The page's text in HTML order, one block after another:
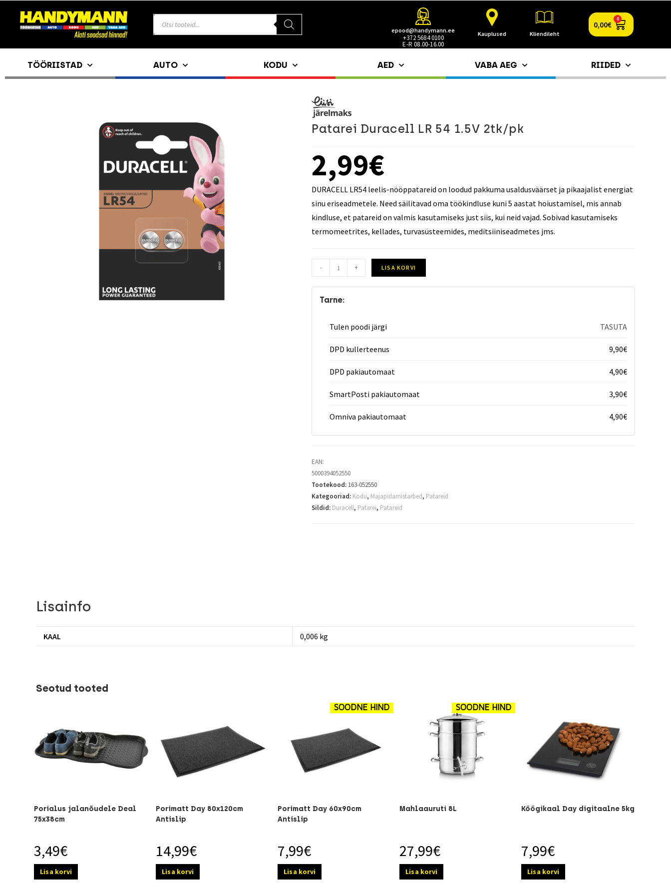
epood@handymann.ee
+372 5684 0100
E-R 08.00-16.00
Kauplused Kliendileht
0,00€
0
TÖÖRIISTAD AUTO KODU AED VABA AEG RIIDED
Patarei Duracell LR 54 1.5V 2tk/pk
2,99€
DURACELL LR54 leelis-nööppatareid on loodud pakkuma usaldusväärset ja pikaajalist energiat
sinu eriseadmetele. Need säilitavad oma töökindluse kuni 5 aastat hoiustamisel, mis annab
kindluse, et patareid on valmis kasutamiseks just siis, kui neid vajad. Sobivad kasutamiseks
termomeetrites, kellades, turvasüsteemides, meditsiiniseadmetes jms.
- + LISA KORVI
Tarne:
Tulen poodi järgi TASUTA
DPD kullerteenus 9,90€
DPD pakiautomaat 4,90€
SmartPosti pakiautomaat 3,90€
Omniva pakiautomaat 4,90€
EAN:
5000394052550
Tootekood: 163-052550
Kategooriad: Kodu, Majapidamistarbed, Patareid
Sildid: Duracell, Patarei, Patareid
Lisainfo
KAAL 0,006 kg
Seotud tooted
Porialus jalanõudele Deal
75x38cm
3,49€
Lisa korvi
Porimatt Day 80x120cm
Antislip
14,99€
Lisa korvi
SOODNE HIND
Porimatt Day 60x90cm
Antislip
7,99€
Lisa korvi
SOODNE HIND
Mahlaauruti 8L
27,99€
Lisa korvi
Köögikaal Day digitaalne 5kg
7,99€
Lisa korvi